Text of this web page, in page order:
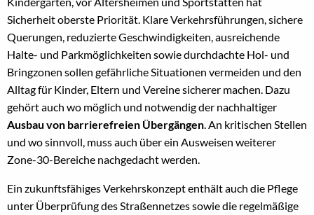
Sicherheit oberste Priorität. Klare Verkehrsführungen, sichere
Querungen, reduzierte Geschwindigkeiten, ausreichende
Halte- und Parkmöglichkeiten sowie durchdachte Hol- und
Bringzonen sollen gefährliche Situationen vermeiden und den
Alltag für Kinder, Eltern und Vereine sicherer machen. Dazu
gehört auch wo möglich und notwendig der nachhaltiger
Ausbau von barrierefreien Übergängen. An kritischen Stellen
und wo sinnvoll, muss auch über ein Ausweisen weiterer
Zone-30-Bereiche nachgedacht werden.
Ein zukunftsfähiges Verkehrskonzept enthält auch die Pflege
unter Überprüfung des Straßennetzes sowie die regelmäßige